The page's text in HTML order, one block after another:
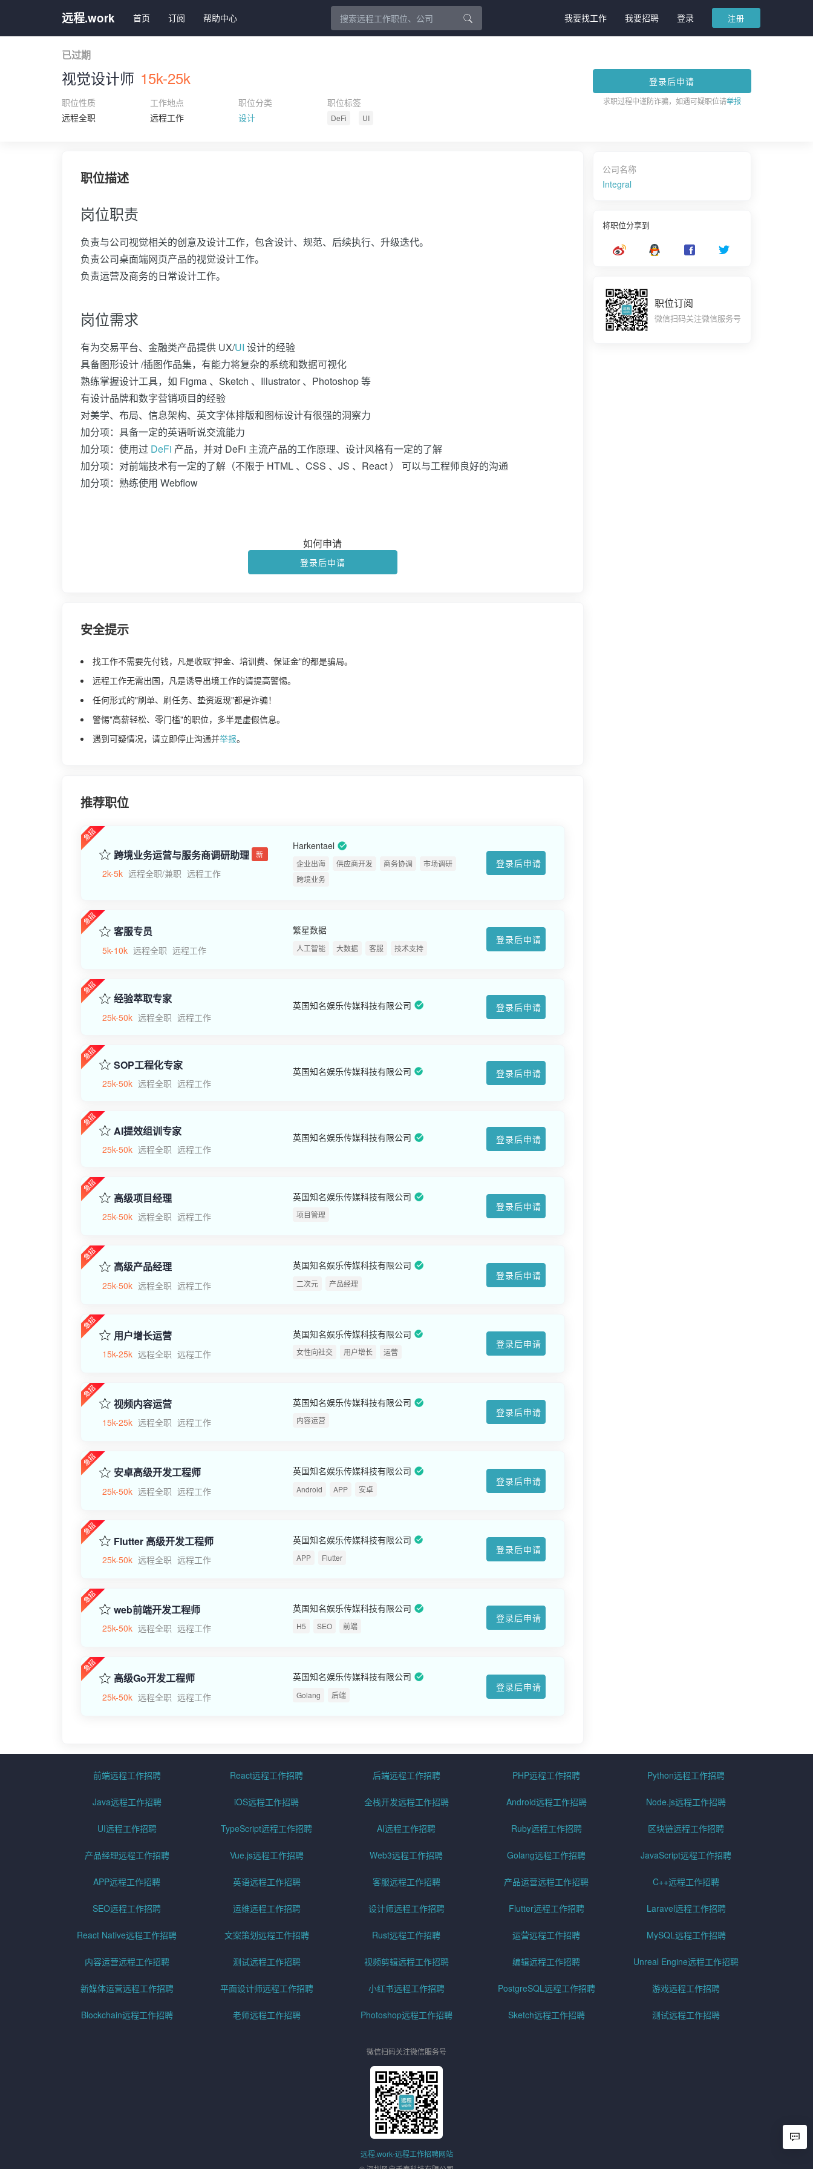
远程.work 首页 订阅 帮助中心 我要找工作 我要招聘 登录 注册
已过期
视觉设计师 15k-25k
职位性质
远程全职
工作地点
远程工作
职位分类
设计
职位标签
DeFi UI
登录后申请
求职过程中谨防诈骗，如遇可疑职位请举报
职位描述
岗位职责
负责与公司视觉相关的创意及设计工作，包含设计、规范、后续执行、升级迭代。
负责公司桌面端网页产品的视觉设计工作。
负责运营及商务的日常设计工作。
岗位需求
有为交易平台、金融类产品提供 UX/UI 设计的经验
具备图形设计 /插图作品集，有能力将复杂的系统和数据可视化
熟练掌握设计工具，如 Figma 、Sketch 、Illustrator 、Photoshop 等
有设计品牌和数字营销项目的经验
对美学、布局、信息架构、英文字体排版和图标设计有很强的洞察力
加分项：具备一定的英语听说交流能力
加分项：使用过 DeFi 产品，并对 DeFi 主流产品的工作原理、设计风格有一定的了解
加分项：对前端技术有一定的了解（不限于 HTML 、CSS 、JS 、React ） 可以与工程师良好的沟通
加分项：熟练使用 Webflow
如何申请
登录后申请
安全提示
找工作不需要先付钱，凡是收取"押金、培训费、保证金"的都是骗局。
远程工作无需出国，凡是诱导出境工作的请提高警惕。
任何形式的"刷单、刷任务、垫资返现"都是诈骗！
警惕"高薪轻松、零门槛"的职位，多半是虚假信息。
遇到可疑情况，请立即停止沟通并举报。
推荐职位
跨境业务运营与服务商调研助理 新
2k-5k 远程全职/兼职 远程工作
Harkentael
企业出海 供应商开发 商务协调
市场调研
跨境业务
登录后申请
客服专员
5k-10k 远程全职 远程工作
繁星数据
人工智能 大数据 客服 技术支持
登录后申请
经验萃取专家
25k-50k 远程全职 远程工作
英国知名娱乐传媒科技有限公司 登录后申请
SOP工程化专家
25k-50k 远程全职 远程工作
英国知名娱乐传媒科技有限公司 登录后申请
AI提效组训专家
25k-50k 远程全职 远程工作
英国知名娱乐传媒科技有限公司 登录后申请
高级项目经理
25k-50k 远程全职 远程工作
英国知名娱乐传媒科技有限公司
项目管理
登录后申请
高级产品经理
25k-50k 远程全职 远程工作
英国知名娱乐传媒科技有限公司
二次元 产品经理
登录后申请
用户增长运营
15k-25k 远程全职 远程工作
英国知名娱乐传媒科技有限公司
女性向社交 用户增长 运营
登录后申请
视频内容运营
15k-25k 远程全职 远程工作
英国知名娱乐传媒科技有限公司
内容运营
登录后申请
安卓高级开发工程师
25k-50k 远程全职 远程工作
英国知名娱乐传媒科技有限公司
Android APP 安卓
登录后申请
Flutter 高级开发工程师
25k-50k 远程全职 远程工作
英国知名娱乐传媒科技有限公司
APP Flutter
登录后申请
web前端开发工程师
25k-50k 远程全职 远程工作
英国知名娱乐传媒科技有限公司
H5 SEO 前端
登录后申请
高级Go开发工程师
25k-50k 远程全职 远程工作
英国知名娱乐传媒科技有限公司
Golang 后端
登录后申请
公司名称
Integral
将职位分享到
职位订阅
微信扫码关注微信服务号
前端远程工作招聘 React远程工作招聘 后端远程工作招聘 PHP远程工作招聘 Python远程工作招聘
Java远程工作招聘 iOS远程工作招聘 全栈开发远程工作招聘 Android远程工作招聘 Node.js远程工作招聘
UI远程工作招聘 TypeScript远程工作招聘 AI远程工作招聘 Ruby远程工作招聘 区块链远程工作招聘
产品经理远程工作招聘 Vue.js远程工作招聘 Web3远程工作招聘 Golang远程工作招聘 JavaScript远程工作招聘
APP远程工作招聘 英语远程工作招聘 客服远程工作招聘 产品运营远程工作招聘 C++远程工作招聘
SEO远程工作招聘 运维远程工作招聘 设计师远程工作招聘 Flutter远程工作招聘 Laravel远程工作招聘
React Native远程工作招聘 文案策划远程工作招聘 Rust远程工作招聘 运营远程工作招聘 MySQL远程工作招聘
内容运营远程工作招聘 测试远程工作招聘 视频剪辑远程工作招聘 编辑远程工作招聘 Unreal Engine远程工作招聘
新媒体运营远程工作招聘 平面设计师远程工作招聘 小红书远程工作招聘 PostgreSQL远程工作招聘 游戏远程工作招聘
Blockchain远程工作招聘 老师远程工作招聘 Photoshop远程工作招聘 Sketch远程工作招聘 测试远程工作招聘
微信扫码关注微信服务号
远程.work-远程工作招聘网站